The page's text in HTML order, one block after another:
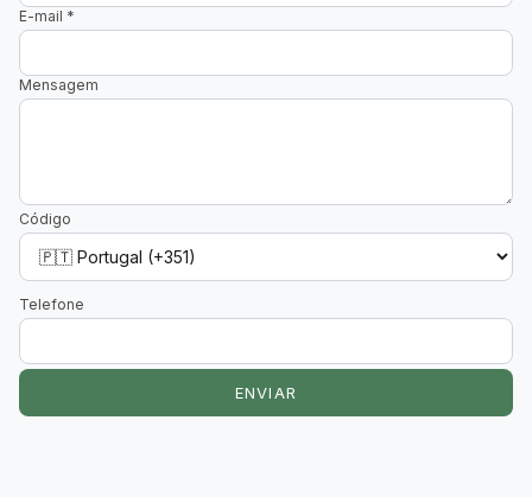
E-mail *
Mensagem
Código
Telefone
ENVIAR